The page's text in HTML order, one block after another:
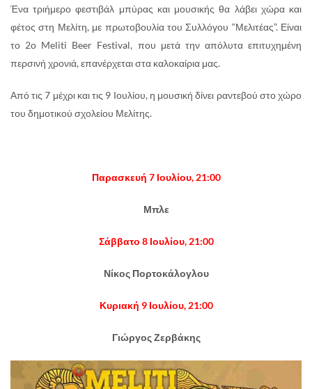
Ένα τριήμερο φεστιβάλ μπύρας και μουσικής θα λάβει χώρα και
φέτος στη Μελίτη, με πρωτοβουλία του Συλλόγου “Μελιτέας”. Είναι
το 2ο Meliti Beer Festival, που μετά την απόλυτα επιτυχημένη
περσινή χρονιά, επανέρχεται στα καλοκαίρια μας.
Από τις 7 μέχρι και τις 9 Ιουλίου, η μουσική δίνει ραντεβού στο χώρο
του δημοτικού σχολείου Μελίτης.
Παρασκευή 7 Ιουλίου, 21:00
Μπλε
Σάββατο 8 Ιουλίου, 21:00
Νίκος Πορτοκάλογλου
Κυριακή 9 Ιουλίου, 21:00
Γιώργος Ζερβάκης